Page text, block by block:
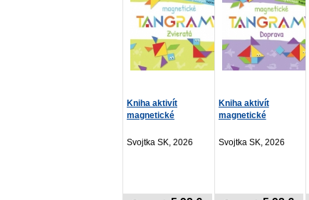
Kniha aktivít
magnetické
Svojtka SK, 2026
Kniha aktivít
magnetické
Svojtka SK, 2026